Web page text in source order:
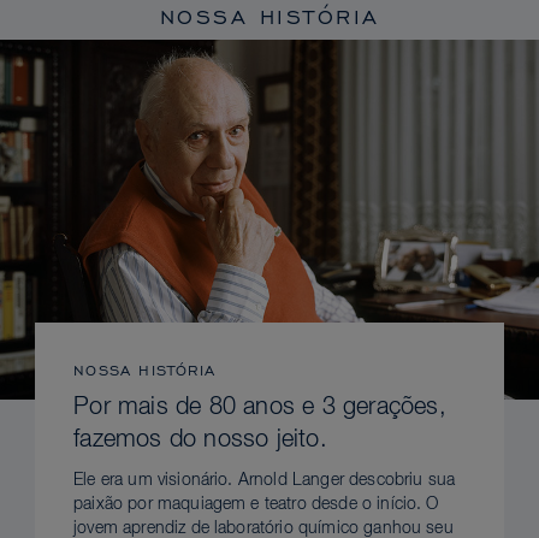
NOSSA HISTÓRIA
NOSSA HISTÓRIA
Por mais de 80 anos e 3 gerações,
fazemos do nosso jeito.
Ele era um visionário. Arnold Langer descobriu sua
paixão por maquiagem e teatro desde o início. O
jovem aprendiz de laboratório químico ganhou seu